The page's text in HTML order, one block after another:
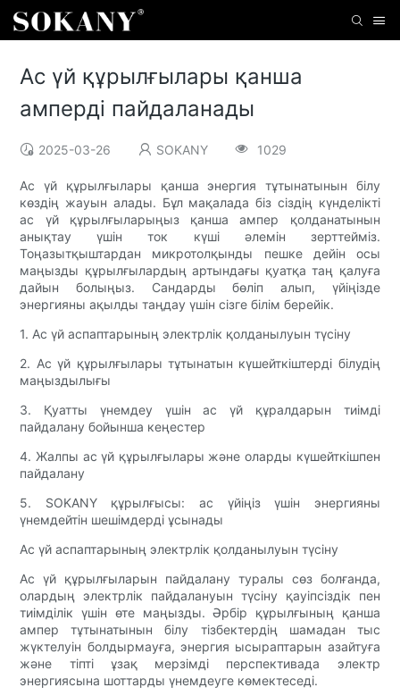
Ас үй құрылғылары қанша
амперді пайдаланады
2025-03-26 SOKANY 1029
Ас үй құрылғылары қанша энергия тұтынатынын білу
көздің жауын алады. Бұл мақалада біз сіздің күнделікті
ас үй құрылғыларыңыз қанша ампер қолданатынын
анықтау үшін ток күші әлемін зерттейміз.
Тоңазытқыштардан микротолқынды пешке дейін осы
маңызды құрылғылардың артындағы қуатқа таң қалуға
дайын болыңыз. Сандарды бөліп алып, үйіңізде
энергияны ақылды таңдау үшін сізге білім берейік.
1. Ас үй аспаптарының электрлік қолданылуын түсіну
2. Ас үй құрылғылары тұтынатын күшейткіштерді білудің
маңыздылығы
3. Қуатты үнемдеу үшін ас үй құралдарын тиімді
пайдалану бойынша кеңестер
4. Жалпы ас үй құрылғылары және оларды күшейткішпен
пайдалану
5. SOKANY құрылғысы: ас үйіңіз үшін энергияны
үнемдейтін шешімдерді ұсынады
Ас үй аспаптарының электрлік қолданылуын түсіну
Ас үй құрылғыларын пайдалану туралы сөз болғанда,
олардың электрлік пайдалануын түсіну қауіпсіздік пен
тиімділік үшін өте маңызды. Әрбір құрылғының қанша
ампер тұтынатынын білу тізбектердің шамадан тыс
жүктелуін болдырмауға, энергия ысыраптарын азайтуға
және тіпті ұзақ мерзімді перспективада электр
энергиясына шоттарды үнемдеуге көмектеседі.